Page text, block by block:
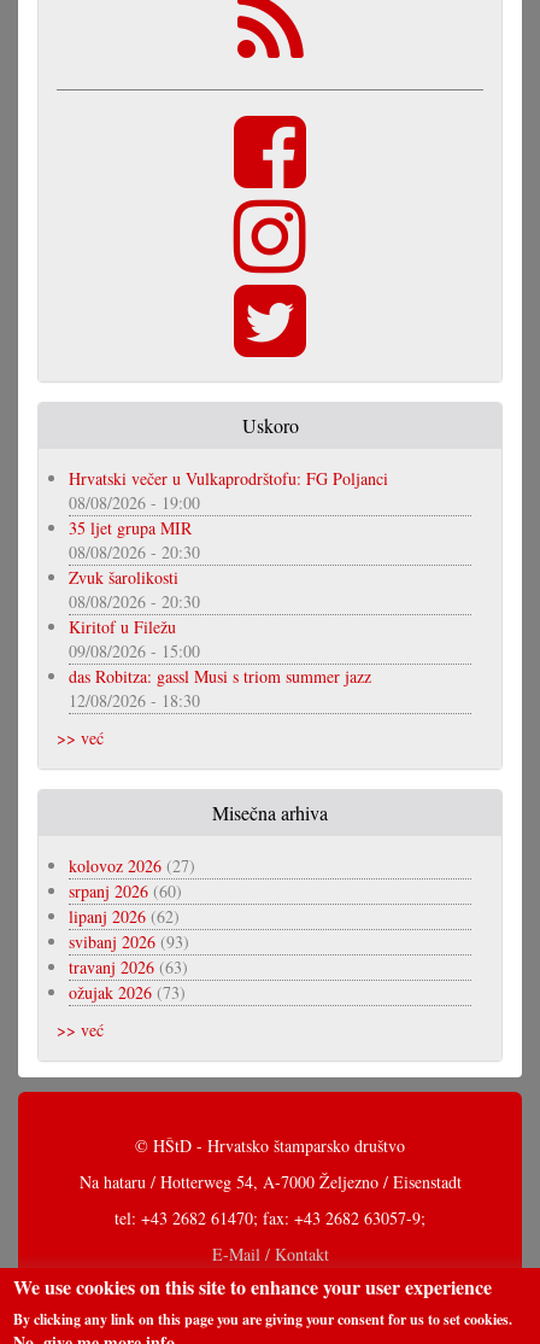
Uskoro
Hrvatski večer u Vulkaprodrštofu: FG Poljanci
08/08/2026 - 19:00
35 ljet grupa MIR
08/08/2026 - 20:30
Zvuk šarolikosti
08/08/2026 - 20:30
Kiritof u Filežu
09/08/2026 - 15:00
das Robitza: gassl Musi s triom summer jazz
12/08/2026 - 18:30
>> već
Misečna arhiva
kolovoz 2026 (27)
srpanj 2026 (60)
lipanj 2026 (62)
svibanj 2026 (93)
travanj 2026 (63)
ožujak 2026 (73)
>> već
© HŠtD - Hrvatsko štamparsko društvo
Na hataru / Hotterweg 54, A-7000 Željezno / Eisenstadt
tel: +43 2682 61470; fax: +43 2682 63057-9;
E-Mail / Kontakt
We use cookies on this site to enhance your user experience
By clicking any link on this page you are giving your consent for us to set cookies.